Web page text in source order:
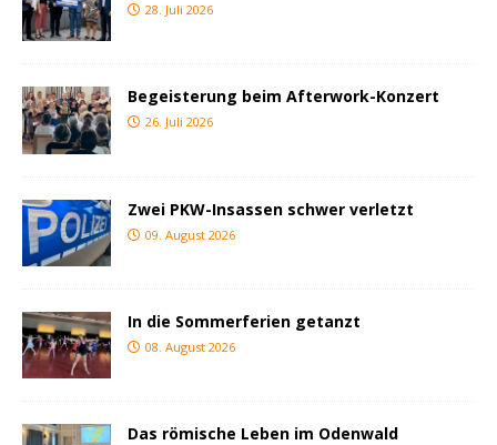
28. Juli 2026
Begeisterung beim Afterwork-Konzert
26. Juli 2026
Zwei PKW-Insassen schwer verletzt
09. August 2026
In die Sommerferien getanzt
08. August 2026
Das römische Leben im Odenwald